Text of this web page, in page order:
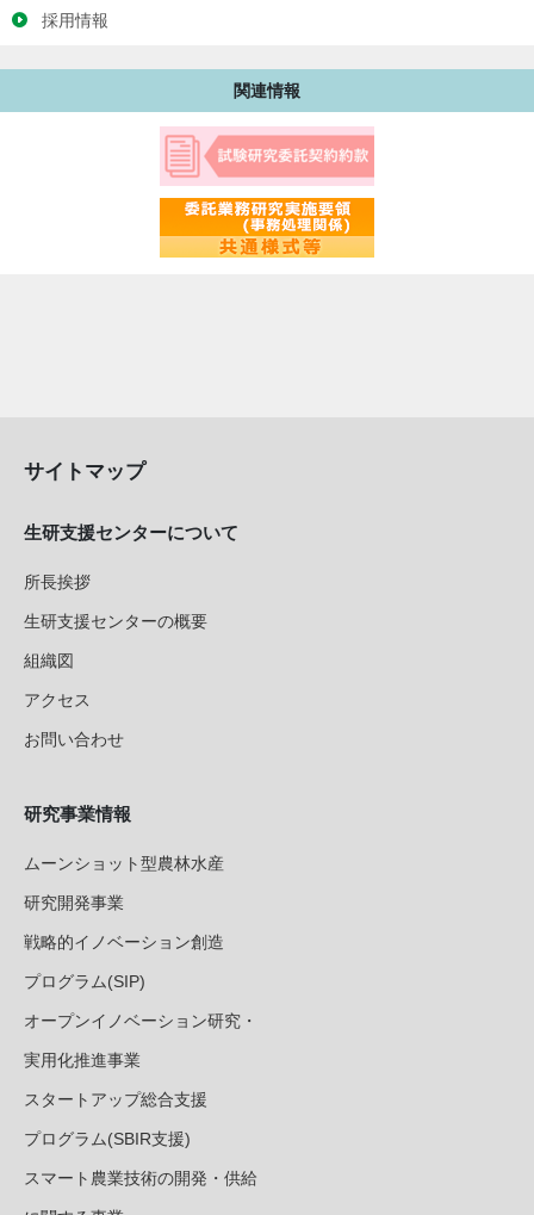
採用情報
関連情報
サイトマップ
生研支援センターについて
所長挨拶
生研支援センターの概要
組織図
アクセス
お問い合わせ
研究事業情報
ムーンショット型農林水産
研究開発事業
戦略的イノベーション創造
プログラム(SIP)
オープンイノベーション研究・
実用化推進事業
スタートアップ総合支援
プログラム(SBIR支援)
スマート農業技術の開発・供給